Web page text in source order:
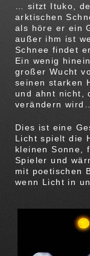
… sitzt Ituko,
arktischen
als höre er ein
außer ihm ist
Schnee findet
Ein wenig
großer Wucht
seinen starken
und ahnt nicht,
verändern wird…
Dies ist eine
Licht spielt die
kleinen Sonne,
Spieler und
mit poetischen
wenn Licht in